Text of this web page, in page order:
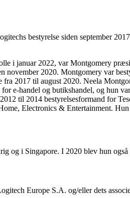
bestyrelse siden september
i januar 2022, var Montgomery
2020. Montgomery var
2017 til august 2020. Neela
e-handel og butikshandel, og hun
til 2014 bestyrelsesformand for
Electronics & Entertainment.
og i Singapore. I 2020 blev hun
Europe S.A. og/eller dets